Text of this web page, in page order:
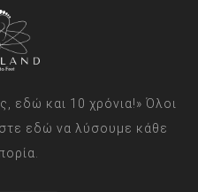
εδώ και 10 χρόνια!» Όλοι
εδώ να λύσουμε κάθε